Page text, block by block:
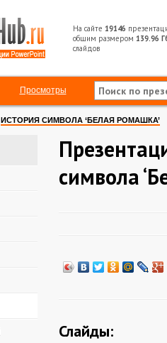
На сайте 19146
общим размером 139.96
слайдов
Просмотры
ИСТОРИЯ СИМВОЛА ‘БЕЛАЯ РОМАШКА’
символа
Слайды: